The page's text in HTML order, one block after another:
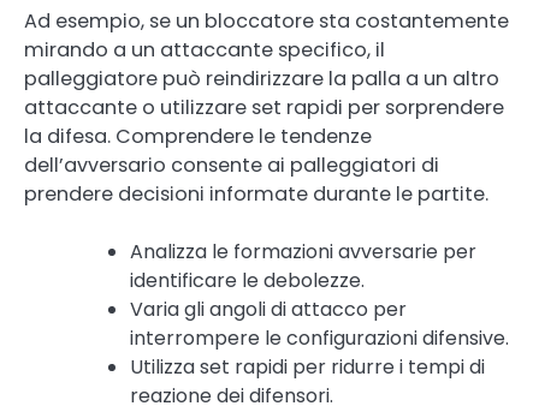
Ad esempio, se un bloccatore sta costantemente
mirando a un attaccante specifico, il
palleggiatore può reindirizzare la palla a un altro
attaccante o utilizzare set rapidi per sorprendere
la difesa. Comprendere le tendenze
dell’avversario consente ai palleggiatori di
prendere decisioni informate durante le partite.
Analizza le formazioni avversarie per
identificare le debolezze.
Varia gli angoli di attacco per
interrompere le configurazioni difensive.
Utilizza set rapidi per ridurre i tempi di
reazione dei difensori.